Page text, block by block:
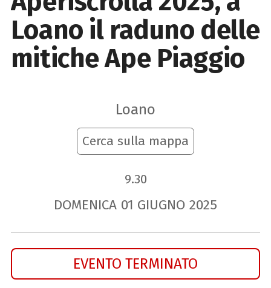
Loano il raduno delle
mitiche Ape Piaggio
Loano
Cerca sulla mappa
9.30
DOMENICA 01 GIUGNO 2025
EVENTO TERMINATO